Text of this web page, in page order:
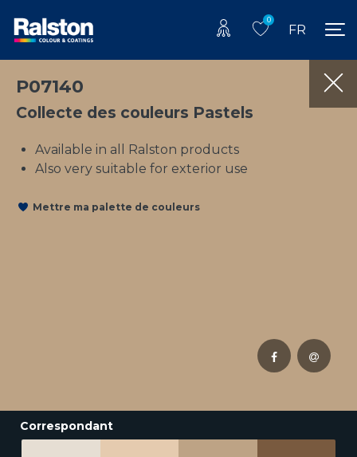
0
FR
P07140
Collecte des couleurs Pastels
Available in all Ralston products
Also very suitable for exterior use
Mettre ma palette de couleurs
Correspondant